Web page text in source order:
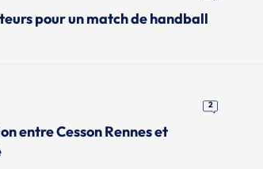
pour un match de handball
2
entre Cesson Rennes et